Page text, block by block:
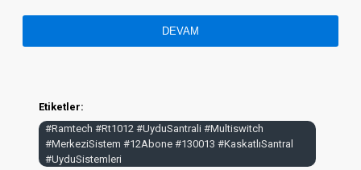
DEVAM
Etiketler:
#Ramtech #Rt1012 #UyduSantrali #Multiswitch
#MerkeziSistem #12Abone #130013 #KaskatlıSantral
#UyduSistemleri